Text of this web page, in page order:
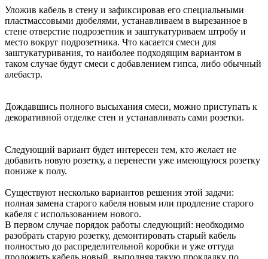
Уложив кабель в стену и зафиксировав его специальными
пластмассовыми дюбелями, устанавливаем в вырезанное в
стене отверстие подрозетник и заштукатуриваем штробу и
место вокруг подрозетника. Что касается смеси для
заштукатуривания, то наиболее подходящим вариантом в
таком случае будут смеси с добавлением гипса, либо обычный
алебастр.
Дождавшись полного высыхания смеси, можно приступать к
декоративной отделке стен и устанавливать сами розетки.
Следующий вариант будет интересен тем, кто желает не
добавить новую розетку, а перенести уже имеющуюся розетку
пониже к полу.
Существуют несколько вариантов решения этой задачи:
полная замена старого кабеля новым или продление старого
кабеля с использованием нового.
В первом случае порядок работы следующий: необходимо
разобрать старую розетку, демонтировать старый кабель
полностью до распределительной коробки и уже оттуда